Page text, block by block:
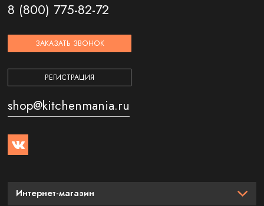
8 (800) 775-82-72
ЗАКАЗАТЬ ЗВОНОК
РЕГИСТРАЦИЯ
shop@kitchenmania.ru
Интернет-магазин